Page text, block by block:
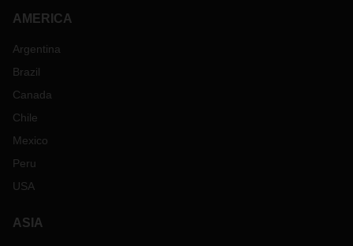
AMERICA
Argentina
Brazil
Canada
Chile
Mexico
Peru
USA
ASIA